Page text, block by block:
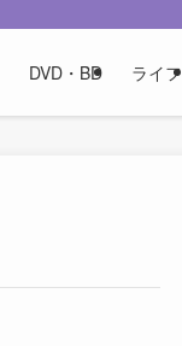
DVD・BD ライフ